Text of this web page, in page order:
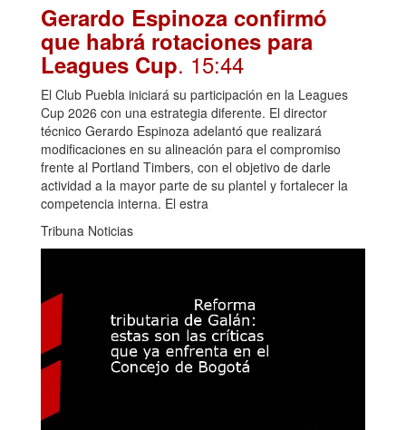
Gerardo Espinoza confirmó
que habrá rotaciones para
Leagues Cup. 15:44
El Club Puebla iniciará su participación en la Leagues
Cup 2026 con una estrategia diferente. El director
técnico Gerardo Espinoza adelantó que realizará
modificaciones en su alineación para el compromiso
frente al Portland Timbers, con el objetivo de darle
actividad a la mayor parte de su plantel y fortalecer la
competencia interna. El estra
Tribuna Noticias